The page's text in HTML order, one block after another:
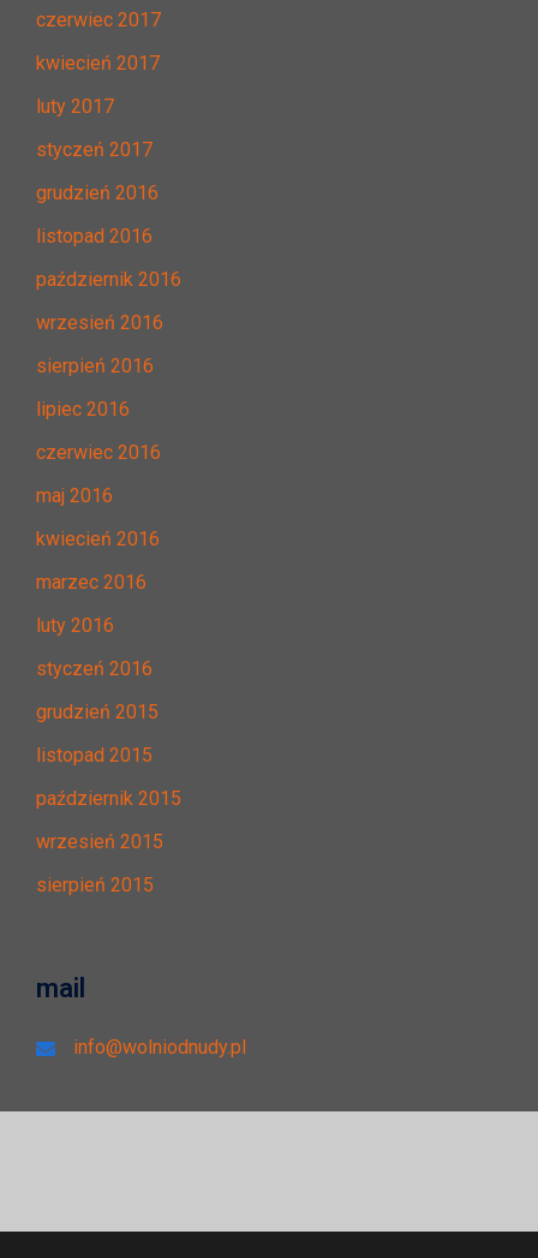
czerwiec 2017
kwiecień 2017
luty 2017
styczeń 2017
grudzień 2016
listopad 2016
październik 2016
wrzesień 2016
sierpień 2016
lipiec 2016
czerwiec 2016
maj 2016
kwiecień 2016
marzec 2016
luty 2016
styczeń 2016
grudzień 2015
listopad 2015
październik 2015
wrzesień 2015
sierpień 2015
mail
info@wolniodnudy.pl